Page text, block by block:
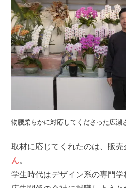
物腰柔らかに対応してくださった広瀬
取材に応じてくれたのは、販
ん。
学生時代はデザイン系の専門